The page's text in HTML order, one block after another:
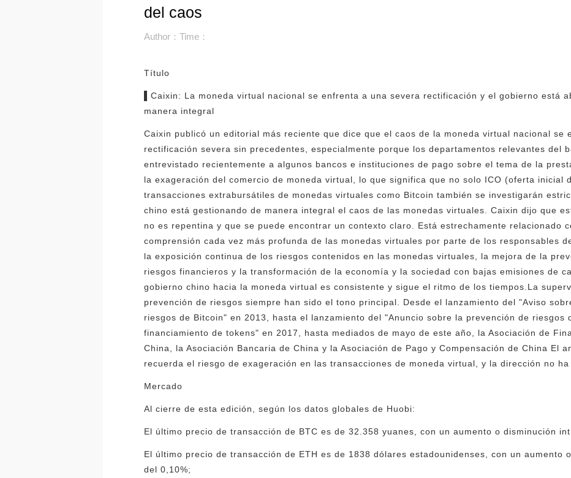
del caos
Author：Time：
Título
▌Caixin: La moneda virtual nacional se enfrenta a una severa rectificación y el gobierno está
manera integral
Caixin publicó un editorial más reciente que dice que el caos de la moneda virtual nacional se
rectificación severa sin precedentes, especialmente porque los departamentos relevantes del
entrevistado recientemente a algunos bancos e instituciones de pago sobre el tema de la
la exageración del comercio de moneda virtual, lo que significa que no solo ICO (oferta inicial
transacciones extrabursátiles de monedas virtuales como Bitcoin también se investigarán
chino está gestionando de manera integral el caos de las monedas virtuales. Caixin dijo que
no es repentina y que se puede encontrar un contexto claro. Está estrechamente relacionado
comprensión cada vez más profunda de las monedas virtuales por parte de los responsables
la exposición continua de los riesgos contenidos en las monedas virtuales, la mejora de la
riesgos financieros y la transformación de la economía y la sociedad con bajas emisiones de
gobierno chino hacia la moneda virtual es consistente y sigue el ritmo de los tiempos.La
prevención de riesgos siempre han sido el tono principal. Desde el lanzamiento del "Aviso
riesgos de Bitcoin" en 2013, hasta el lanzamiento del "Anuncio sobre la prevención de riesgos
financiamiento de tokens" en 2017, hasta mediados de mayo de este año, la Asociación de
China, la Asociación Bancaria de China y la Asociación de Pago y Compensación de China El
recuerda el riesgo de exageración en las transacciones de moneda virtual, y la dirección no ha
Mercado
Al cierre de esta edición, según los datos globales de Huobi:
El último precio de transacción de BTC es de 32.358 yuanes, con un aumento o disminución
El último precio de transacción de ETH es de 1838 dólares estadounidenses, con un aumento
del 0,10%;